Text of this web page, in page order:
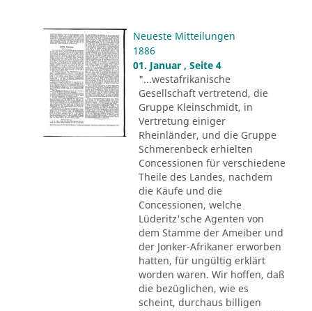
Neueste Mitteilungen
1886
01. Januar , Seite 4
"...westafrikanische
Gesellschaft vertretend, die
Gruppe Kleinschmidt, in
Vertretung einiger
Rheinländer, und die Gruppe
Schmerenbeck erhielten
Concessionen für verschiedene
Theile des Landes, nachdem
die Käufe und die
Concessionen, welche
Lüderitz'sche Agenten von
dem Stamme der Ameiber und
der Jonker-Afrikaner erworben
hatten, für ungültig erklärt
worden waren. Wir hoffen, daß
die bezüglichen, wie es
scheint, durchaus billigen